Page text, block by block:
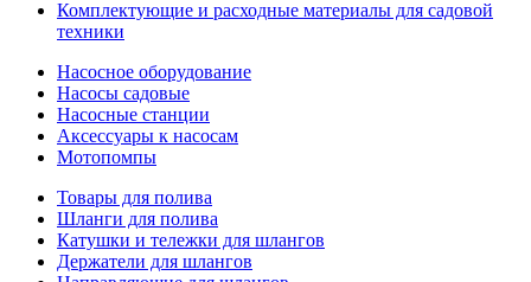
Комплектующие и расходные материалы для садовой
техники
Насосное оборудование
Насосы садовые
Насосные станции
Аксессуары к насосам
Мотопомпы
Товары для полива
Шланги для полива
Катушки и тележки для шлангов
Держатели для шлангов